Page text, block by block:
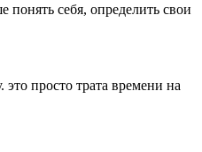
себя, определить свои
просто трата времени на